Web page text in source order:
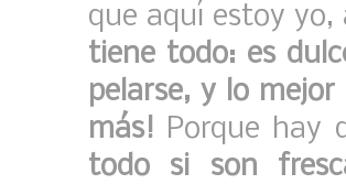
que aquí estoy
tiene todo: es
pelarse, y lo
más! Porque hay
todo si son